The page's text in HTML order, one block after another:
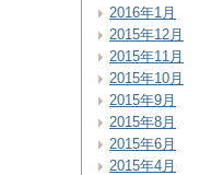
2016年1月
2015年12月
2015年11月
2015年10月
2015年9月
2015年8月
2015年6月
2015年4月